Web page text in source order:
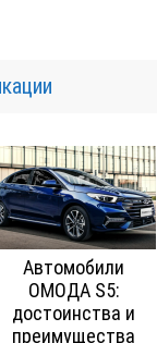
Автомобили
ОМОДА S5:
достоинства и
преимущества